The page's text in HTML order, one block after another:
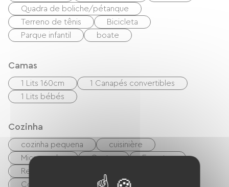
Quadra de boliche/pétanque
Terreno de tênis
Bicicleta
Parque infantil
boate
Camas
1 Lits 160cm
1 Canapés convertibles
1 Lits bébés
Cozinha
cozinha pequena
cuisinière
Micro-ondas
Quatro
Exaustor
Refrigerador
Congélateur